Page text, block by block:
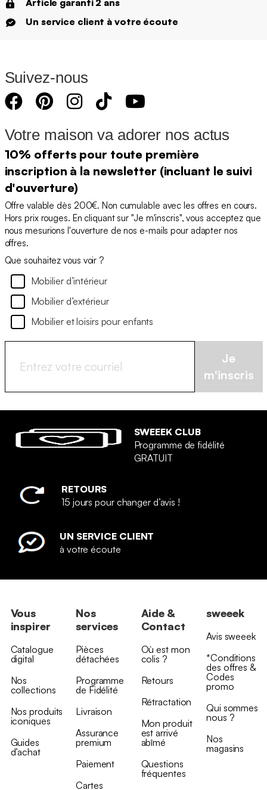
Article garanti 2 ans
Un service client à votre écoute
Suivez-nous
Votre maison va adorer nos actus
10% offerts pour toute première
inscription à la newsletter (incluant le suivi
d'ouverture)
Offre valable dès 200€. Non cumulable avec les offres en cours.
Hors prix rouges. En cliquant sur "Je m'inscris", vous acceptez que
nous mesurions l'ouverture de nos e-mails pour adapter nos
offres.
Que souhaitez vous voir ?
Mobilier d’intérieur
Mobilier d’extérieur
Mobilier et loisirs pour enfants
Je
m'inscris
SWEEEK CLUB
Programme de fidélité
GRATUIT
RETOURS
15 jours pour changer d’avis !
UN SERVICE CLIENT
à votre écoute
Vous
inspirer
Catalogue
digital
Nos
collections
Nos produits
iconiques
Guides
d’achat
Nos
services
Pièces
détachées
Programme
de Fidélité
Livraison
Assurance
premium
Paiement
Cartes
Aide &
Contact
Où est mon
colis ?
Retours
Rétractation
Mon produit
est arrivé
abîmé
Questions
fréquentes
sweeek
Avis sweeek
*Conditions
des offres &
Codes
promo
Qui sommes
nous ?
Nos
magasins